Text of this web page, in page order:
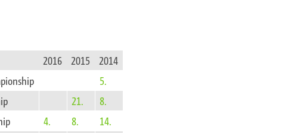
2016 2015
2014
5.
21.
8.
4. 8.
14.